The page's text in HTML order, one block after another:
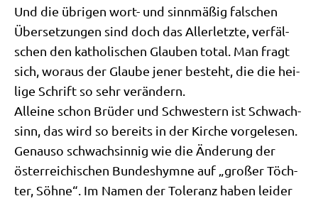
Und die übri­gen wort- und sinn­mä­ßig fal­schen
Über­set­zun­gen sind doch das Aller­letz­te, ver­fäl­
schen den katho­li­schen Glau­ben total. Man fragt
sich, wor­aus der Glau­be jener besteht, die die hei­
li­ge Schrift so sehr verändern.
Allei­ne schon Brü­der und Schwe­stern ist Schwach­
sinn, das wird so bereits in der Kir­che vor­ge­le­sen.
Genau­so schwach­sin­nig wie die Ände­rung der
öster­rei­chi­schen Bun­des­hym­ne auf „gro­ßer Töch­
ter, Söh­ne“. Im Namen der Tole­ranz haben lei­der